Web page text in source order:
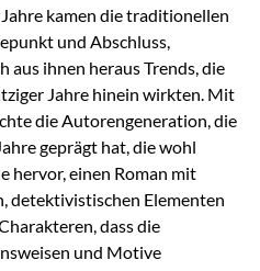
kamen die traditionellen
und Abschluss,
aus ihnen heraus Trends, die
Jahre hinein wirkten. Mit
die Autorengeneration, die
geprägt hat, die wohl
hervor, einen Roman mit
detektivistischen Elementen
dass die
und Motive